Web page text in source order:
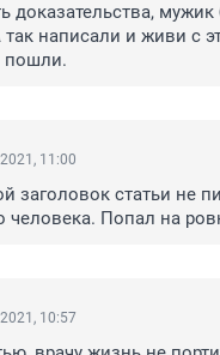
доказательства,
так написали и живи с
пошли.
11:00
заголовок статьи не
человека. Попал на
10:57